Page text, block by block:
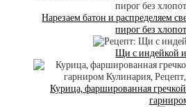
Нарезаем батон и распределяем
пирог без
Щи с индейкой
Курица, фаршированная